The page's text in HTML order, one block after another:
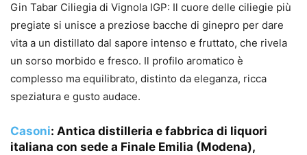
Gin Tabar Ciliegia di Vignola IGP: Il cuore delle ciliegie più
pregiate si unisce a preziose bacche di ginepro per dare
vita a un distillato dal sapore intenso e fruttato, che rivela
un sorso morbido e fresco. Il profilo aromatico è
complesso ma equilibrato, distinto da eleganza, ricca
speziatura e gusto audace.
Casoni: Antica distilleria e fabbrica di liquori
italiana con sede a Finale Emilia (Modena),